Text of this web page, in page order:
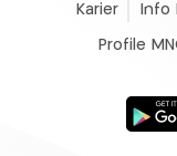
Karier Info
Profile